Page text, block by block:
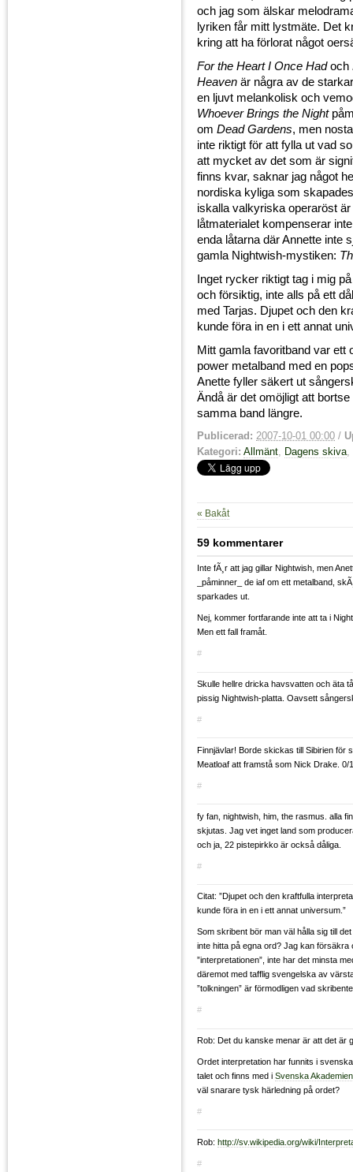
och jag som älskar
lyriken får mitt lystmäte. Det
kring att ha förlorat något
For the Heart I Once Hadoch
Heaven är några av de
en ljuvt melankolisk och
Whoever Brings the Night
om Dead Gardens, men
inte riktigt för att fylla ut vad
att mycket av det som är
finns kvar, saknar jag något
nordiska kyliga som
iskalla valkyriska operaröst
låtmaterialet kompenserar
enda låtarna där Annette inte
gamla Nightwish-mystiken:
Inget rycker riktigt tag i mig
och försiktig, inte alls på ett
med Tarjas. Djupet och den
kunde föra in en i ett annat
Mitt gamla favoritband var ett
power metalband med en
Anette fyller säkert ut
Ändå är det omöjligt att
samma band längre.
Publicerad: 2007-10-01 00:00 /
Kategori: Allmänt, Dagens skiva,
« Bakåt
59 kommentarer
Inte fÃ¸r att jag gillar Nightwish, men
_påminner_ de iaf om ett metalband,
sparkades ut.
Nej, kommer fortfarande inte att ta i
Men ett fall framåt.
#
Skulle hellre dricka havsvatten och äta
pissig Nightwish-platta. Oavsett
#
Finnjävlar! Borde skickas till Sibirien för
Meatloaf att framstå som Nick Drake. 0/
#
fy fan, nightwish, him, the rasmus. alla
skjutas. Jag vet inget land som
och ja, 22 pistepirkko är också dåliga.
#
Citat: ”Djupet och den kraftfulla
kunde föra in en i ett annat universum.”
Som skribent bör man väl hålla sig till
inte hitta på egna ord? Jag kan försäkra
”interpretationen”, inte har det minsta
däremot med tafflig svengelska av
”tolkningen” är förmodligen vad
#
Rob: Det du kanske menar är att det är
Ordet interpretation har funnits i
talet och finns med i Svenska
väl snarare tysk härledning på ordet?
#
Rob: http://sv.wikipedia.org/wiki/
#